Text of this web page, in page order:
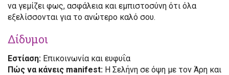
να γεμίζει φως, ασφάλεια και εμπιστοσύνη ότι όλα
εξελίσσονται για το ανώτερο καλό σου.
Δίδυμοι
Εστίαση: Επικοινωνία και ευφυΐα
Πώς να κάνεις manifest: Η Σελήνη σε όψη με τον Άρη και